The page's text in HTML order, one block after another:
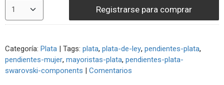
Registrarse para comprar
Categoría: Plata | Tags: plata plata-de-ley pendientes-plata
pendientes-mujer mayoristas-plata pendientes-plata-
swarovski-components | Comentarios